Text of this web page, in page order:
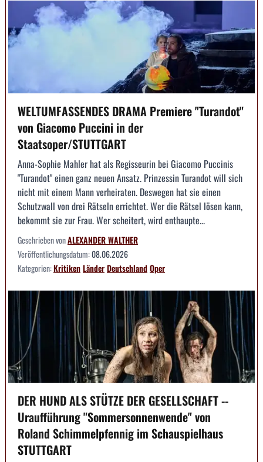
WELTUMFASSENDES DRAMA Premiere "Turandot"
von Giacomo Puccini in der
Staatsoper/STUTTGART
Anna-Sophie Mahler hat als Regisseurin bei Giacomo Puccinis
"Turandot" einen ganz neuen Ansatz. Prinzessin Turandot will sich
nicht mit einem Mann verheiraten. Deswegen hat sie einen
Schutzwall von drei Rätseln errichtet. Wer die Rätsel lösen kann,
bekommt sie zur Frau. Wer scheitert, wird enthaupte...
Geschrieben vonALEXANDER WALTHER
Veröffentlichungsdatum:08.06.2026
Kategorien:KritikenLänderDeutschlandOper
DER HUND ALS STÜTZE DER GESELLSCHAFT --
Uraufführung "Sommersonnenwende" von
Roland Schimmelpfennig im Schauspielhaus
STUTTGART